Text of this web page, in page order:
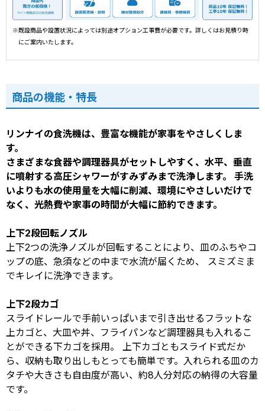
※既設商品や設置状況によっては別途オプション工事費が必要です。詳しくはお見積り時
にご案内いたします。
商品の機能・特長
リンナイの食洗機は、豊富な機能が家事をやさしくしま
す。
さまざまな食器や調理器具がセットしやすく、水平、垂直
に噴射する高圧シャワーがすみずみまで洗浄します。 手洗
いよりも水の使用量を大幅に削減、環境にやさしいだけで
なく、光熱費や家事の時間が大幅に節約できます。
上下2段回転ノズル
上下2つの洗浄ノズルが回転することにより、皿のふちやコ
ップの底、急須などの中まで水流が届くため、 スミズミま
でキレイに洗浄できます。
上下2段カゴ
スライドレールで手前いっぱいまで引き出せるフラットな
上カゴと、大皿や丼、フライパンなど調理器具も入れるこ
とができる下カゴを採用。 上下カゴともスライド式だか
ら、収納も取り出しもとっても簡単です。入れられる皿のカ
タチや大きさも自由度が高い、約8人分対応の納得の大容量
です。